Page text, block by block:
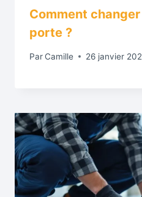
Comment
porte ?
ParCamille 26 janvier